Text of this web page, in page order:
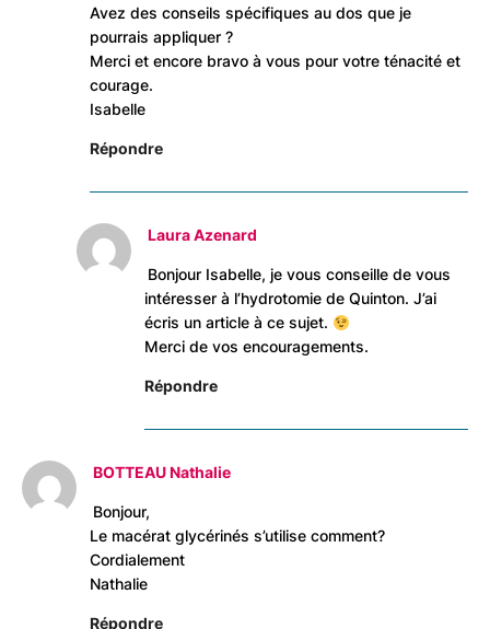
Avez des conseils spécifiques au dos que je
pourrais appliquer ?
Merci et encore bravo à vous pour votre ténacité et
courage.
Isabelle
Répondre
Laura Azenard
Bonjour Isabelle, je vous conseille de vous
intéresser à l’hydrotomie de Quinton. J’ai
écris un article à ce sujet.
Merci de vos encouragements.
Répondre
BOTTEAU Nathalie
Bonjour,
Le macérat glycérinés s’utilise comment?
Cordialement
Nathalie
Répondre